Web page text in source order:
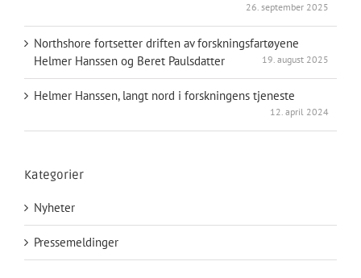
26. september 2025
Northshore fortsetter driften av forskningsfartøyene
Helmer Hanssen og Beret Paulsdatter
19. august 2025
Helmer Hanssen, langt nord i forskningens tjeneste
12. april 2024
Kategorier
Nyheter
Pressemeldinger